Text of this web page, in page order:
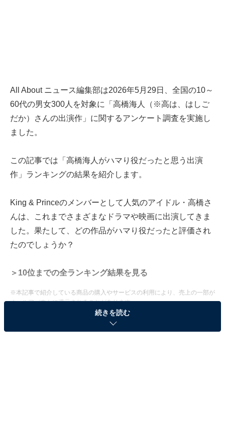
All About ニュース編集部は2026年5月29日、全国の10～
60代の男女300人を対象に「高橋海人（※高は、はしご
だか）さんの出演作」に関するアンケート調査を実施し
ました。
この記事では「高橋海人がハマり役だったと思う出演
作」ランキングの結果を紹介します。
King & Princeのメンバーとして人気のアイドル・高橋さ
んは、これまでさまざまなドラマや映画に出演してきま
した。果たして、どの作品がハマり役だったと評価され
たのでしょうか？
＞10位までの全ランキング結果を見る
※本記事で紹介している商品の購入やサービスの利用により、売上の一部が
オールアバウトに還元されることがあります。
2位：『ドラゴン桜 第2シリーズ』（瀬戸輝）／61
続きを読む